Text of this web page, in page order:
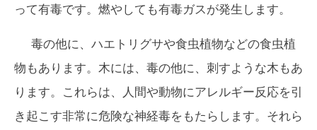
って有毒です。燃やしても有毒ガスが発生します。
毒の他に、ハエトリグサや食虫植物などの食虫植
物もあります。木には、毒の他に、刺すような木もあ
ります。これらは、人間や動物にアレルギー反応を引
き起こす非常に危険な神経毒をもたらします。それら